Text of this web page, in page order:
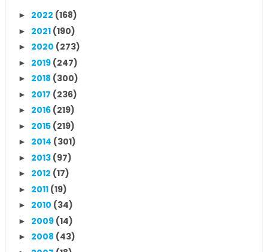
► 2022 (168)
► 2021 (190)
► 2020 (273)
► 2019 (247)
► 2018 (300)
► 2017 (236)
► 2016 (219)
► 2015 (219)
► 2014 (301)
► 2013 (97)
► 2012 (17)
► 2011 (19)
► 2010 (34)
► 2009 (14)
► 2008 (43)